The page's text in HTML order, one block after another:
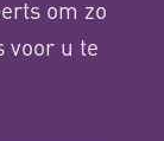
om zo
voor u te